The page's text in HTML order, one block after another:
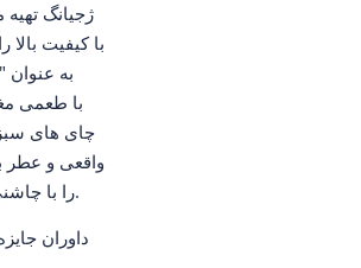
ژجیانگ
چای های
واقعی و عطر
را با چاشنی لیموی با طراوت برجسته می کند و در نتیجه یک دم نوش بسیار تمیز و نیروبخش ایجاد می کند.
داوران